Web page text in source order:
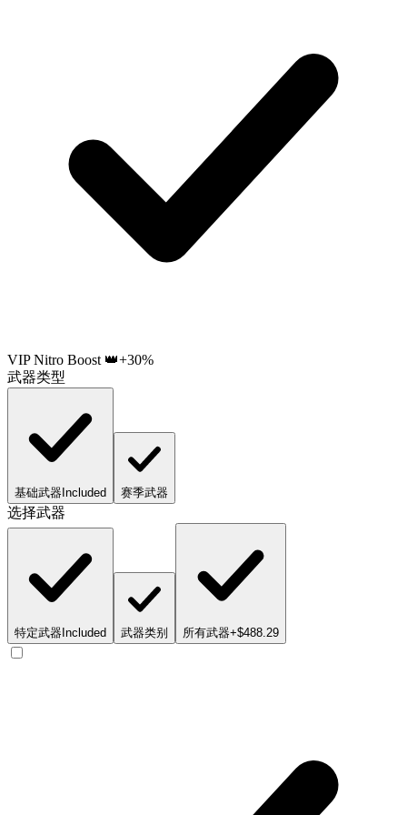
VIP Nitro Boost 👑+30%
武器类型
基础武器 Included 赛季武器
选择武器
特定武器 Included 武器类别 所有武器+$488.29